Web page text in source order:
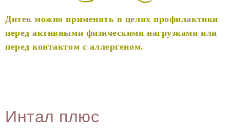
Дитек можно применять в целях профилактики
перед активными физическими нагрузками или
перед контактом с аллергеном.
Интал плюс